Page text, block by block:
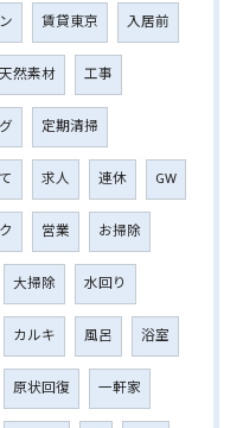
賃貸東京 入居前
天然素材 工事
定期清掃
求人 連休 GW
営業 お掃除
大掃除 水回り
カルキ 風呂 浴室
原状回復 一軒家